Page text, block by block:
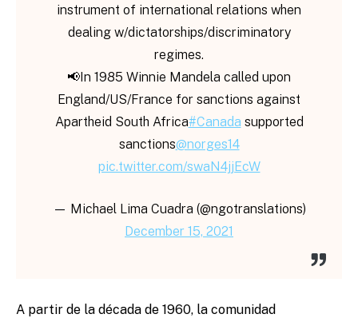
instrument of international relations when
dealing w/dictatorships/discriminatory
regimes.
📢In 1985 Winnie Mandela called upon
England/US/France for sanctions against
Apartheid South Africa#Canada supported
sanctions@norges14
pic.twitter.com/swaN4jjEcW
— Michael Lima Cuadra (@ngotranslations)
December 15, 2021
A partir de la década de 1960, la comunidad